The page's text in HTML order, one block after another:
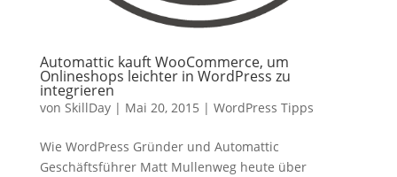
Automattic kauft WooCommerce, um
Onlineshops leichter in WordPress zu
integrieren
von SkillDay| Mai 20, 2015 | WordPress Tipps
Wie WordPress Gründer und Automattic
Geschäftsführer Matt Mullenweg heute über